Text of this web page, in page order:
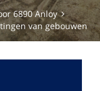
6890 Anloy
van gebouwen